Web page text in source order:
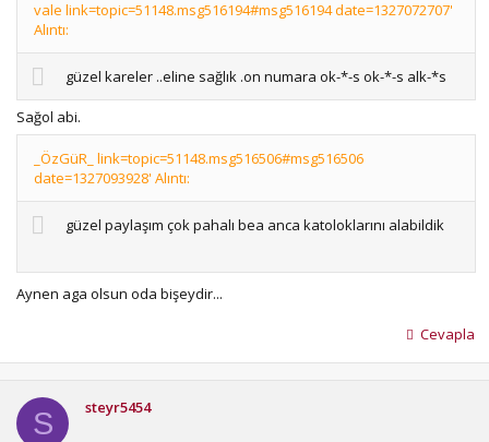
vale link=topic=51148.msg516194#msg516194 date=1327072707'
Alıntı:
güzel kareler ..eline sağlık .on numara ok-*-s ok-*-s alk-*s
Sağol abi.
_ÖzGüR_ link=topic=51148.msg516506#msg516506
date=1327093928' Alıntı:
güzel paylaşım çok pahalı bea anca katoloklarını alabildik
Aynen aga olsun oda bişeydir...
Cevapla
S steyr5454